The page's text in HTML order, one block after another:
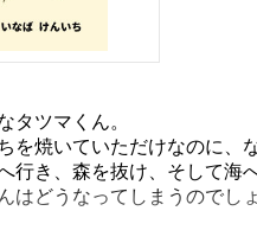
タツマくん。
を焼いていただけなのに、
行き、森を抜け、そして海
はどうなってしまうのでし